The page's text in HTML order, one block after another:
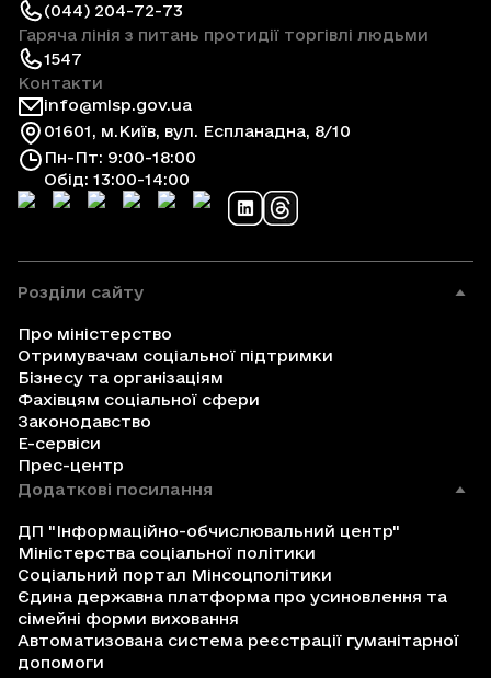
(044) 204-72-73
Гаряча лінія з питань протидії торгівлі людьми
1547
Контакти
info@mlsp.gov.ua
01601, м.Київ, вул. Еспланадна, 8/10
Пн-Пт: 9:00-18:00
Обід: 13:00-14:00
Розділи сайту
Про міністерство
Отримувачам соціальної підтримки
Бізнесу та організаціям
Фахівцям соціальної сфери
Законодавство
Е-сервіси
Прес-центр
Додаткові посилання
ДП "Інформаційно-обчислювальний центр"
Міністерства соціальної політики
Соціальний портал Мінсоцполітики
Єдина державна платформа про усиновлення та
сімейні форми виховання
Автоматизована система реєстрації гуманітарної
допомоги